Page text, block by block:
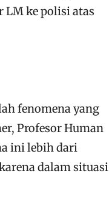
ke polisi atas
fenomena yang
Profesor Human
ini lebih dari
dalam situasi